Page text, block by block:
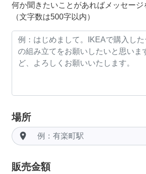
何か聞きたいことがあればメッセージ
（文字数は500字以内）
場所
room
販売金額